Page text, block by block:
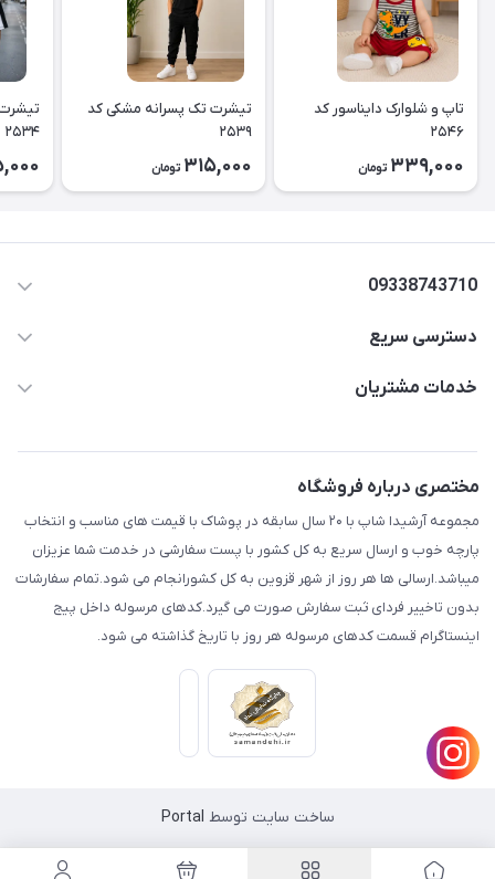
تاپ و شلوارک دایناسور کد
۲۵۴۶
339,000 تومان
تیشرت تک پسرانه مشکی کد
۲۵۳۹
315,000 تومان
۲۵۳۴
09338743710
دسترسی سریع
حساب کاربری
لیست محصولات
درباره ما
تماس با ما
خدمات مشتریان
مختصری درباره فروشگاه
مجموعه آرشیدا شاپ با ۲۰ سال سابقه در پوشاک با قیمت های مناسب و انتخاب
پارچه خوب و ارسال سریع به کل کشور با پست سفارشی در خدمت شما عزیزان
میباشد.ارسالی ها هر روز از شهر قزوین به کل کشورانجام می شود.تمام سفارشات
بدون تاخییر فردای ثبت سفارش صورت می گیرد.کدهای مرسوله داخل پیج
اینستاگرام قسمت کدهای مرسوله هر روز با تاریخ گذاشته می شود.
ساخت سایت توسط Portal